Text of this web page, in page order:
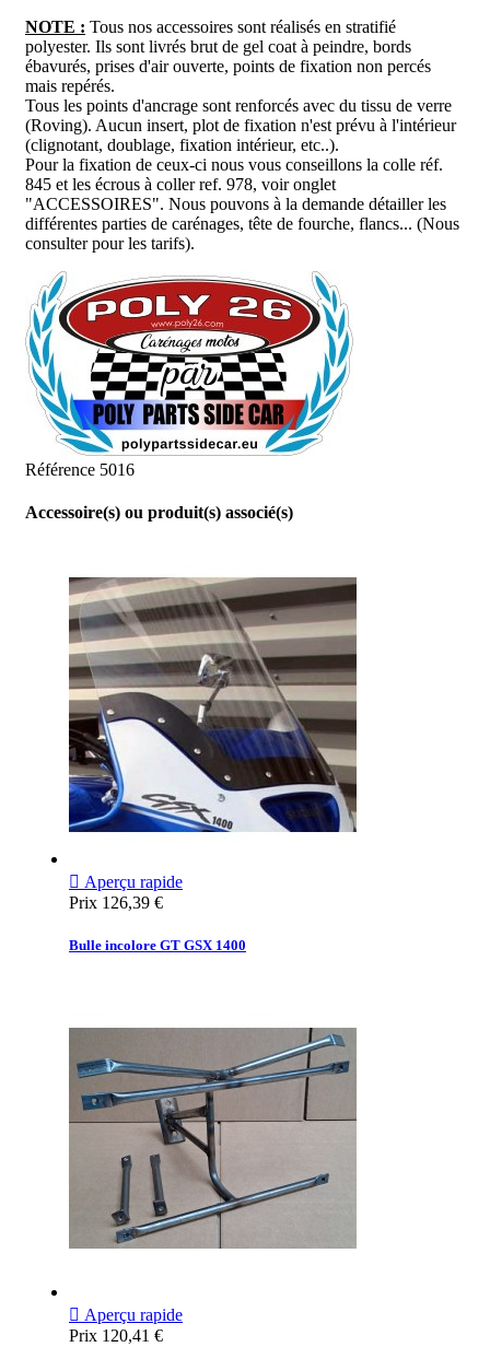
NOTE : Tous nos accessoires sont réalisés en stratifié
polyester. Ils sont livrés brut de gel coat à peindre, bords
ébavurés, prises d'air ouverte, points de fixation non percés
mais repérés.
Tous les points d'ancrage sont renforcés avec du tissu de verre
(Roving). Aucun insert, plot de fixation n'est prévu à l'intérieur
(clignotant, doublage, fixation intérieur, etc..).
Pour la fixation de ceux-ci nous vous conseillons la colle réf.
845 et les écrous à coller ref. 978, voir onglet
"ACCESSOIRES". Nous pouvons à la demande détailler les
différentes parties de carénages, tête de fourche, flancs... (Nous
consulter pour les tarifs).
Référence 5016
Accessoire(s) ou produit(s) associé(s)
 Aperçu rapide
Prix 126,39 €
Bulle incolore GT GSX 1400
 Aperçu rapide
Prix 120,41 €